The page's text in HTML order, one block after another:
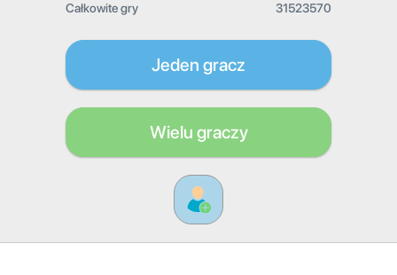
Całkowite gry 31523570
Jeden gracz
Wielu graczy